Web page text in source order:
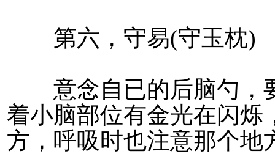
第六，守易(守玉枕)
意念自已的后脑勺，
着小脑部位有金光在闪烁
方，呼吸时也注意那个地